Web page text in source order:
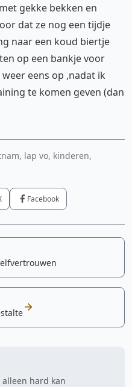
gekke bekken en
dat ze nog een tijdje
naar een koud biertje
op een bankje voor
eens op ,nadat ik
te komen geven (dan
lap vo, kinderen,
Facebook
alleen hard kan